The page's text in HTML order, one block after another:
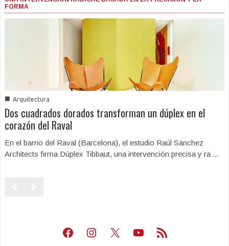
FORMA
■ Arquitectura
Dos cuadrados dorados transforman un dúplex en el
corazón del Raval
En el barrio del Raval (Barcelona), el estudio Raúl Sánchez
Architects firma Dúplex Tibbaut, una intervención precisa y ra ...
Facebook
Instagram
X Youtube
Feed RSS